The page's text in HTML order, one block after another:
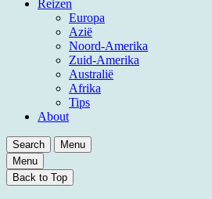
Reizen
Europa
Azië
Noord-Amerika
Zuid-Amerika
Australië
Afrika
Tips
About
Search
Menu
Menu
Back to Top